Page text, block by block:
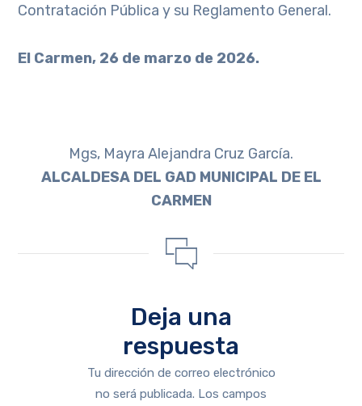
Contratación Pública y su Reglamento General.
El Carmen, 26 de marzo de 2026.
Mgs, Mayra Alejandra Cruz García.
ALCALDESA DEL GAD MUNICIPAL DE EL
CARMEN
Deja una
respuesta
Tu dirección de correo electrónico
no será publicada. Los campos